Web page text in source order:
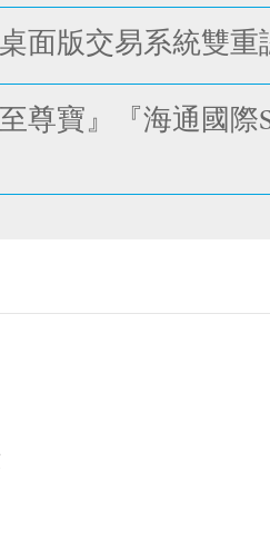
面版交易系統雙重
至尊寶』『海通國